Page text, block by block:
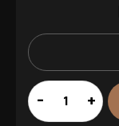
Biefstuk
steak
– +